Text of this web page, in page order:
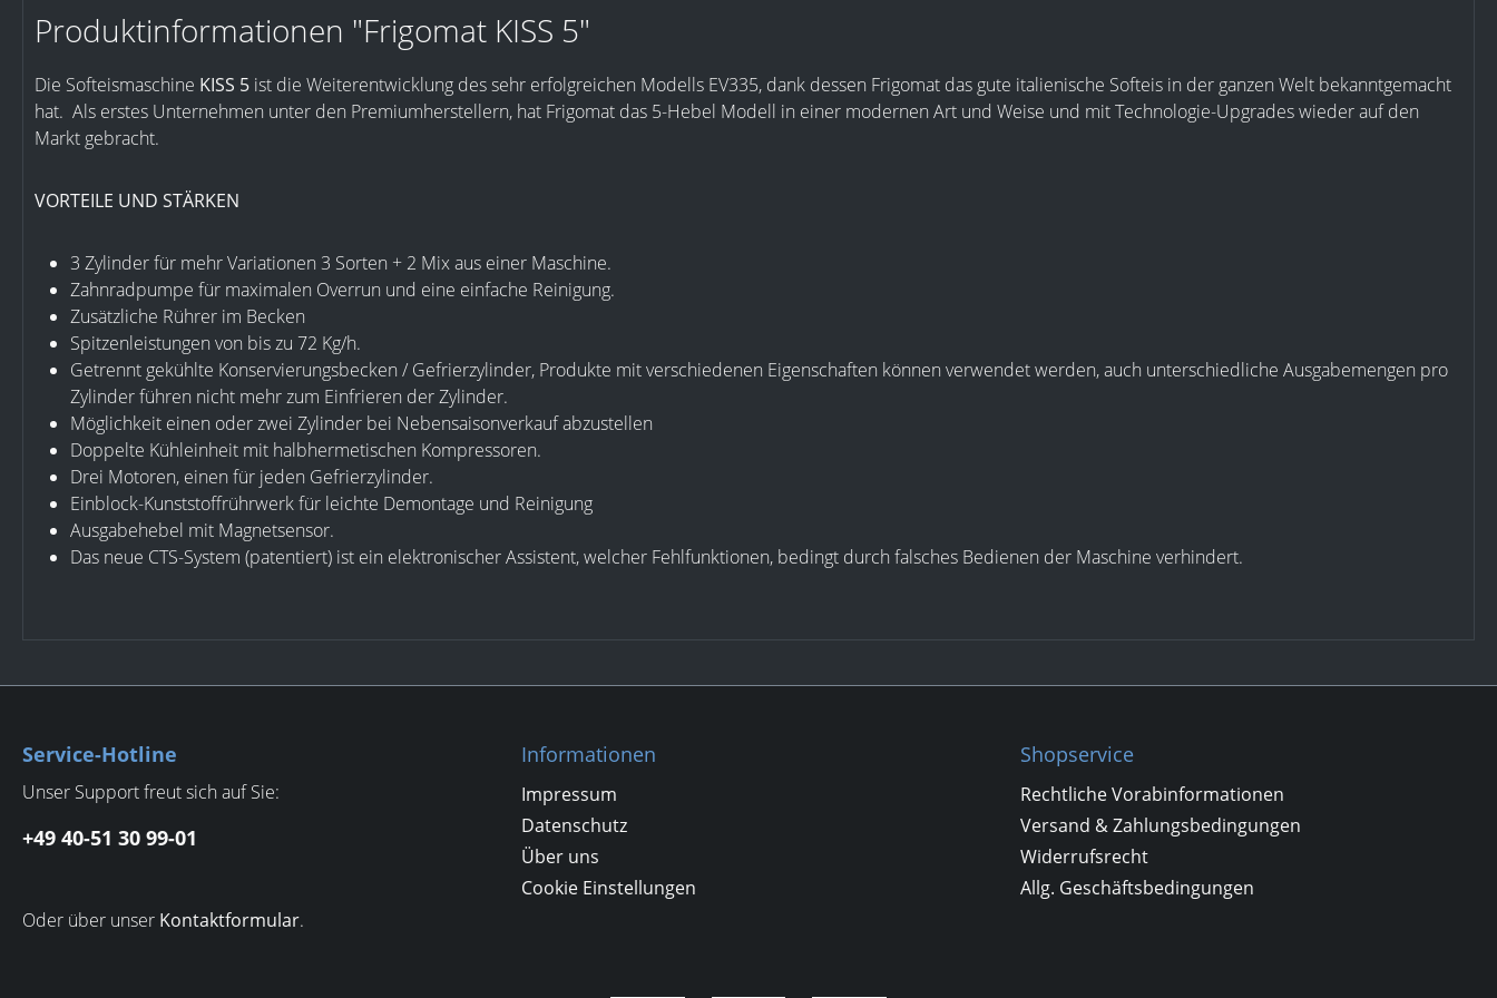
Produktinformationen "Frigomat KISS 5"
Die Softeismaschine KISS 5 ist die Weiterentwicklung des sehr erfolgreichen Modells EV335, dank dessen Frigomat das gute italienische Softeis in der ganzen Welt bekanntgemacht
hat. Als erstes Unternehmen unter den Premiumherstellern, hat Frigomat das 5-Hebel Modell in einer modernen Art und Weise und mit Technologie-Upgrades wieder auf den
Markt gebracht.
VORTEILE UND STÄRKEN
3 Zylinder für mehr Variationen 3 Sorten + 2 Mix aus einer Maschine.
Zahnradpumpe für maximalen Overrun und eine einfache Reinigung.
Zusätzliche Rührer im Becken
Spitzenleistungen von bis zu 72 Kg/h.
Getrennt gekühlte Konservierungsbecken / Gefrierzylinder, Produkte mit verschiedenen Eigenschaften können verwendet werden, auch unterschiedliche Ausgabemengen pro
Zylinder führen nicht mehr zum Einfrieren der Zylinder.
Möglichkeit einen oder zwei Zylinder bei Nebensaisonverkauf abzustellen
Doppelte Kühleinheit mit halbhermetischen Kompressoren.
Drei Motoren, einen für jeden Gefrierzylinder.
Einblock-Kunststoffrührwerk für leichte Demontage und Reinigung
Ausgabehebel mit Magnetsensor.
Das neue CTS-System (patentiert) ist ein elektronischer Assistent, welcher Fehlfunktionen, bedingt durch falsches Bedienen der Maschine verhindert.
Service-Hotline
Unser Support freut sich auf Sie:
+49 40-51 30 99-01
Oder über unser Kontaktformular.
Informationen
Impressum
Datenschutz
Über uns
Cookie Einstellungen
Shopservice
Rechtliche Vorabinformationen
Versand & Zahlungsbedingungen
Widerrufsrecht
Allg. Geschäftsbedingungen